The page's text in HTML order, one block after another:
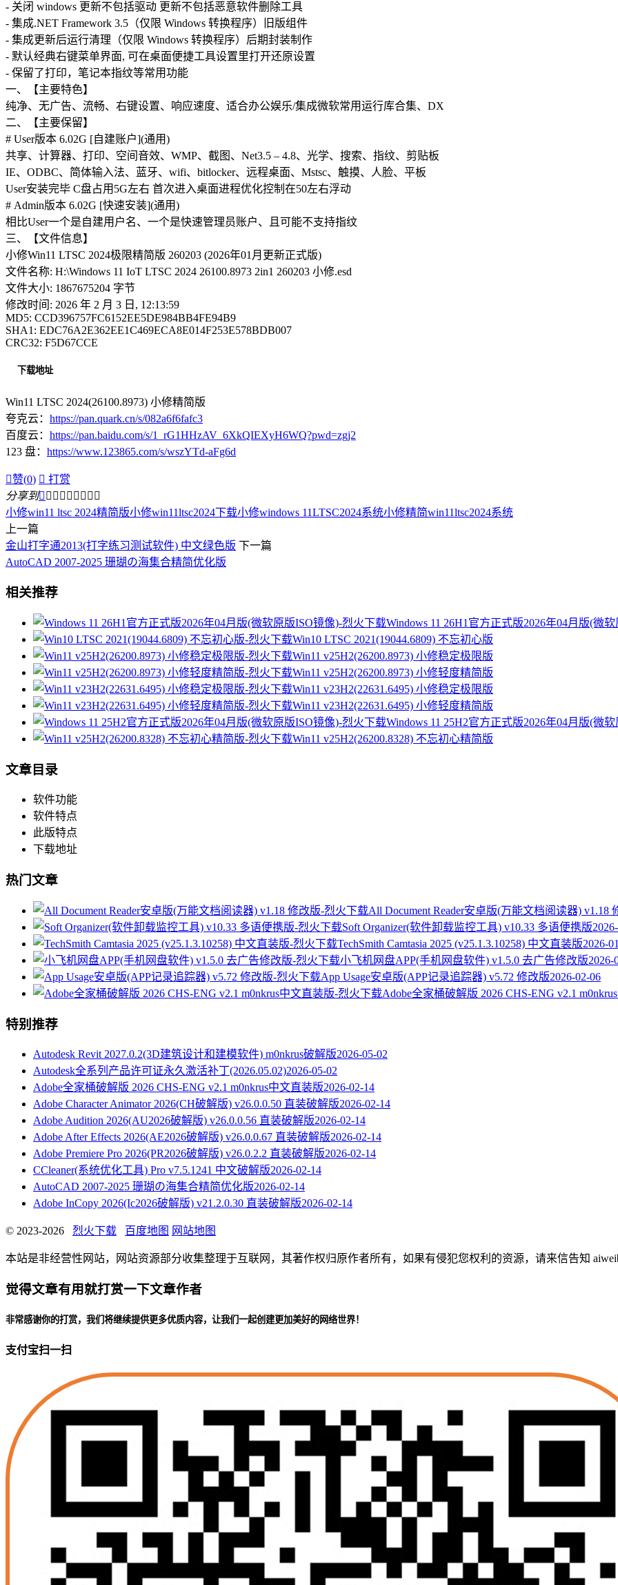
- 关闭 windows 更新不包括驱动 更新不包括恶意软件删除工具
- 集成.NET Framework 3.5（仅限 Windows 转换程序）旧版组件
- 集成更新后运行清理（仅限 Windows 转换程序）后期封装制作
- 默认经典右键菜单界面, 可在桌面便捷工具设置里打开还原设置
- 保留了打印，笔记本指纹等常用功能
一、【主要特色】
纯净、无广告、流畅、右键设置、响应速度、适合办公娱乐/集成微软常用运行库合集、DX
二、【主要保留】
# User版本 6.02G [自建账户](通用)
共享、计算器、打印、空间音效、WMP、截图、Net3.5 – 4.8、光学、搜索、指纹、剪贴板
IE、ODBC、简体输入法、蓝牙、wifi、bitlocker、远程桌面、Mstsc、触摸、人脸、平板
User安装完毕 C盘占用5G左右 首次进入桌面进程优化控制在50左右浮动
# Admin版本 6.02G [快速安装](通用)
相比User一个是自建用户名、一个是快速管理员账户、且可能不支持指纹
三、【文件信息】
小修Win11 LTSC 2024极限精简版 260203 (2026年01月更新正式版)
文件名称: H:\Windows 11 IoT LTSC 2024 26100.8973 2in1 260203 小修.esd
文件大小: 1867675204 字节
修改时间: 2026 年 2 月 3 日, 12:13:59
MD5: CCD396757FC6152EE5DE984BB4FE94B9
SHA1: EDC76A2E362EE1C469ECA8E014F253E578BDB007
CRC32: F5D67CCE
下载地址
Win11 LTSC 2024(26100.8973) 小修精简版
夸克云： https://pan.quark.cn/s/082a6f6fafc3
百度云： https://pan.baidu.com/s/1_rG1HHzAV_6XkQIEXyH6WQ?pwd=zgj2
123 盘： https://www.123865.com/s/wszYTd-aFg6d
赞(0)  打赏
分享到        
小修win11 ltsc 2024精简版小修win11ltsc2024下载小修windows 11LTSC2024系统小修精简win11ltsc2024系统
上一篇
金山打字通2013(打字练习测试软件) 中文绿色版 下一篇
AutoCAD 2007-2025 珊瑚の海集合精简优化版
相关推荐
Windows 11 26H1官方正式版2026年04月版(微
Win10 LTSC 2021(19044.6809) 不忘初心版
Win11 v25H2(26200.8973) 小修稳定极限版
Win11 v25H2(26200.8973) 小修轻度精简版
Win11 v23H2(22631.6495) 小修稳定极限版
Win11 v23H2(22631.6495) 小修轻度精简版
Windows 11 25H2官方正式版2026年04月版(微
Win11 v25H2(26200.8328) 不忘初心精简版
文章目录
软件功能
软件特点
此版特点
下载地址
热门文章
All Document Reader安卓版(万能文档阅读器) v1.18
Soft Organizer(软件卸载监控工具) v10.33 多语便携版
TechSmith Camtasia 2025 (v25.1.3.10258) 中文直装版2026-
小飞机网盘APP(手机网盘软件) v1.5.0 去广告修改版2026-
App Usage安卓版(APP记录追踪器) v5.72 修改版2026-02-06
Adobe全家桶破解版 2026 CHS-ENG v2.1
特别推荐
Autodesk Revit 2027.0.2(3D建筑设计和建模软件) m0nkrus破解版2026-05-02
Autodesk全系列产品许可证永久激活补丁(2026.05.02)2026-05-02
Adobe全家桶破解版 2026 CHS-ENG v2.1 m0nkrus中文直装版2026-02-14
Adobe Character Animator 2026(CH破解版) v26.0.0.50 直装破解版2026-02-14
Adobe Audition 2026(AU2026破解版) v26.0.0.56 直装破解版2026-02-14
Adobe After Effects 2026(AE2026破解版) v26.0.0.67 直装破解版2026-02-14
Adobe Premiere Pro 2026(PR2026破解版) v26.0.2.2 直装破解版2026-02-14
CCleaner(系统优化工具) Pro v7.5.1241 中文破解版2026-02-14
AutoCAD 2007-2025 珊瑚の海集合精简优化版2026-02-14
Adobe InCopy 2026(Ic2026破解版) v21.2.0.30 直装破解版2026-02-14
© 2023-2026 烈火下载 百度地图 网站地图
本站是非经营性网站，网站资源部分收集整理于互联网，其著作权归原作者所有，如果有侵犯您权利的资源，请来信告知
觉得文章有用就打赏一下文章作者
非常感谢你的打赏，我们将继续提供更多优质内容，让我们一起创建更加美好的网络世界！
支付宝扫一扫